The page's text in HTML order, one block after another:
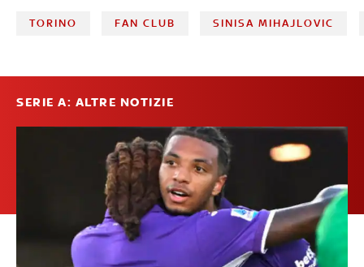
TORINO FAN CLUB SINISA MIHAJLOVIC
SERIE A: ALTRE NOTIZIE